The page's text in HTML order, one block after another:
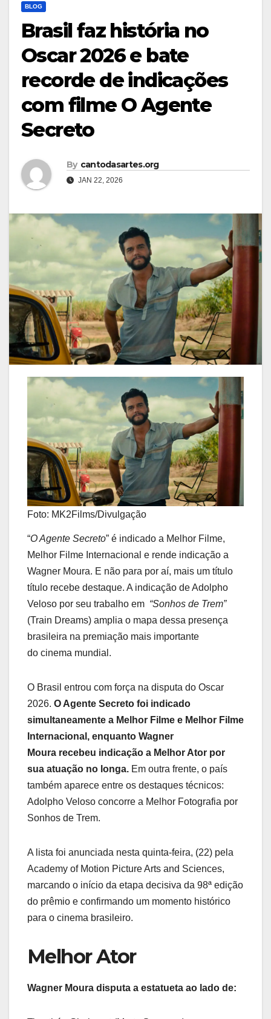
BLOG
Brasil faz história no
Oscar 2026 e bate
recorde de indicações
com filme O Agente
Secreto
By cantodasartes.org
JAN 22, 2026
Foto: MK2Films/Divulgação
“O Agente Secreto” é indicado a Melhor Filme,
Melhor Filme Internacional e rende indicação a
Wagner Moura. E não para por aí, mais um título
título recebe destaque. A indicação de Adolpho
Veloso por seu trabalho em “Sonhos de Trem”
(Train Dreams) amplia o mapa dessa presença
brasileira na premiação mais importante
do cinema mundial.
O Brasil entrou com força na disputa do Oscar
2026. O Agente Secreto foi indicado
simultaneamente a Melhor Filme e Melhor Filme
Internacional, enquanto Wagner
Moura recebeu indicação a Melhor Ator por
sua atuação no longa. Em outra frente, o país
também aparece entre os destaques técnicos:
Adolpho Veloso concorre a Melhor Fotografia por
Sonhos de Trem.
A lista foi anunciada nesta quinta-feira, (22) pela
Academy of Motion Picture Arts and Sciences,
marcando o início da etapa decisiva da 98ª edição
do prêmio e confirmando um momento histórico
para o cinema brasileiro.
Melhor Ator
Wagner Moura disputa a estatueta ao lado de: